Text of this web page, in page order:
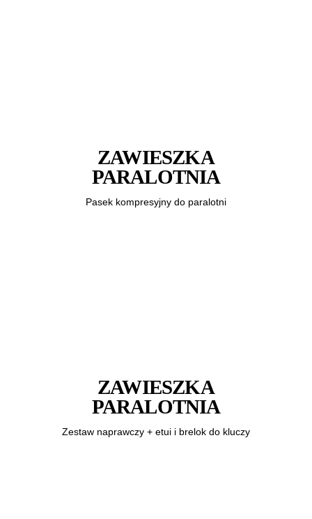
ZAWIESZKA
PARALOTNIA
Pasek kompresyjny do paralotni
ZAWIESZKA
PARALOTNIA
Zestaw naprawczy + etui i brelok do kluczy